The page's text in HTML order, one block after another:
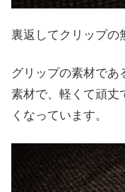
裏返してクリップの
グリップの素材であ
素材で、軽くて頑丈
くなっています。